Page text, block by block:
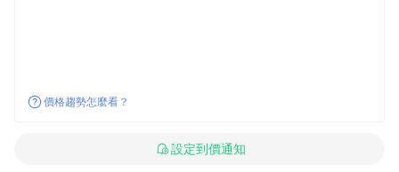
價格趨勢怎麼看？
設定到價通知